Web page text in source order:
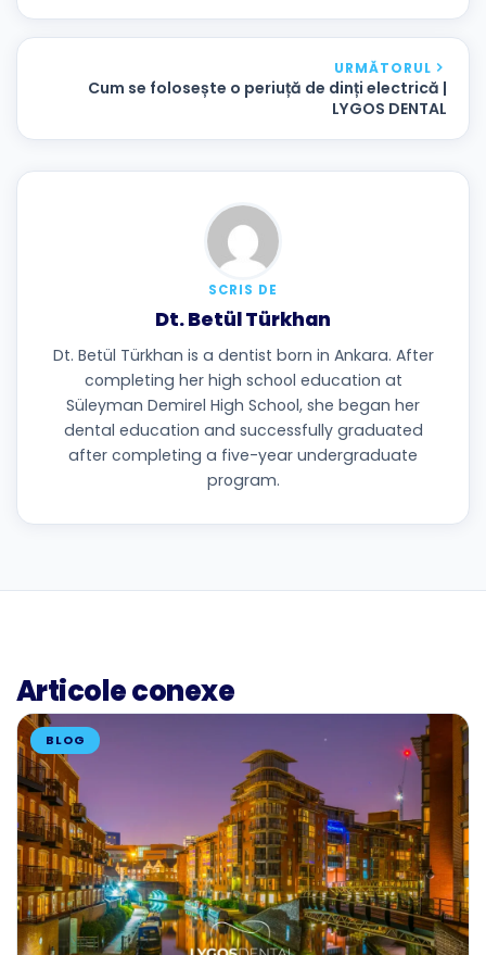
URMĂTORUL
Cum se folosește o periuță de dinți electrică |
LYGOS DENTAL
SCRIS DE
Dt. Betül Türkhan
Dt. Betül Türkhan is a dentist born in Ankara. After
completing her high school education at
Süleyman Demirel High School, she began her
dental education and successfully graduated
after completing a five-year undergraduate
program.
Articole conexe
BLOG